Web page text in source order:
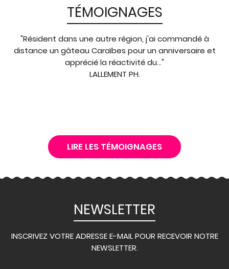
TÉMOIGNAGES
"Résident dans une autre région, j'ai commandé à
distance un gâteau Caraïbes pour un anniversaire et
apprécié la réactivité du..."
LALLEMENT PH.
LIRE LES TÉMOIGNAGES
NEWSLETTER
INSCRIVEZ VOTRE ADRESSE E-MAIL POUR RECEVOIR NOTRE
NEWSLETTER.